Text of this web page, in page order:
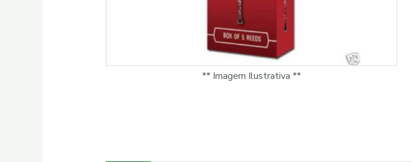
** Imagem Ilustrativa **